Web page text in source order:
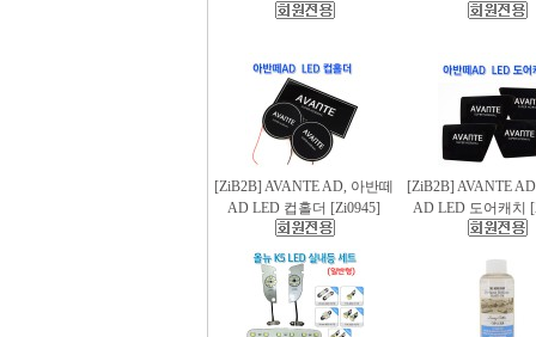
[ZiB2B] AVANTE AD, 아반떼
AD LED 컵홀더 [Zi0945]
[ZiB2B] AVANTE
AD LED 도어캐치